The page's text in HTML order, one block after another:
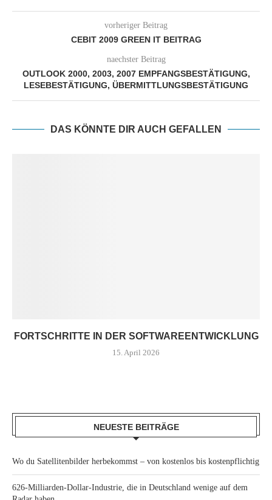
vorheriger Beitrag
CEBIT 2009 GREEN IT BEITRAG
naechster Beitrag
OUTLOOK 2000, 2003, 2007 EMPFANGSBESTÄTIGUNG,
LESEBESTÄTIGUNG, ÜBERMITTLUNGSBESTÄTIGUNG
DAS KÖNNTE DIR AUCH GEFALLEN
FORTSCHRITTE IN DER SOFTWAREENTWICKLUNG
15. April 2026
NEUESTE BEITRÄGE
Wo du Satellitenbilder herbekommst – von kostenlos bis kostenpflichtig
626-Milliarden-Dollar-Industrie, die in Deutschland wenige auf dem